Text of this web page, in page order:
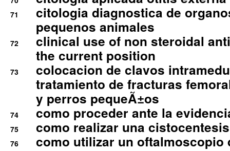
71
citologia diagnostica de
pequenos animales
72
clinical use of non steroidal
the current position
73
colocacion de clavos
tratamiento de fracturas
y perros pequeÃ±os
74 como proceder ante la
75 como realizar una
76 como utilizar un oftalmoscopio